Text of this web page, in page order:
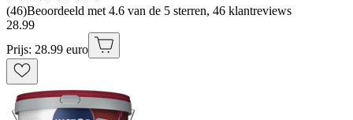
(46)Beoordeeld met 4.6 van de 5 sterren, 46 klantreviews
28.99
Prijs: 28.99 euro